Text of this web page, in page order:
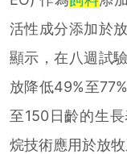
活性成分添加於
顯示，在八週試
放降低49%至
至150日齡的生
烷技術應用於放牧